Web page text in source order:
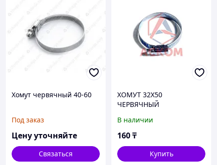
Хомут червячный 40-60
Под заказ
Цену уточняйте
Связаться
ХОМУТ 32Х50
ЧЕРВЯЧНЫЙ
В наличии
160₸
Купить